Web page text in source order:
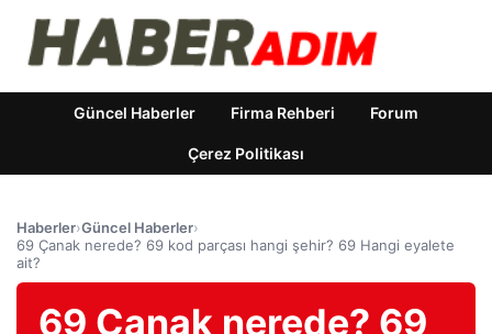
Güncel Haberler Firma Rehberi Forum
Çerez Politikası
Haberler›Güncel Haberler›
69 Çanak nerede? 69 kod parçası hangi şehir? 69 Hangi eyalete
ait?
69 Çanak nerede? 69